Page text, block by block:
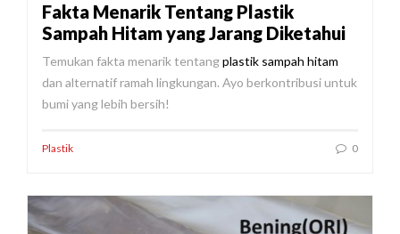
Fakta Menarik Tentang Plastik
Sampah Hitam yang Jarang Diketahui
Temukan fakta menarik tentangplastik sampah hitam
dan alternatif ramah lingkungan. Ayo berkontribusi untuk
bumi yang lebih bersih!
Plastik 0